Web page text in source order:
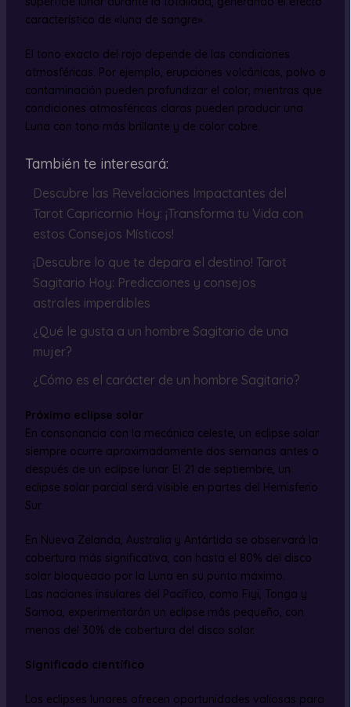
característico de «luna de sangre».
El tono exacto del rojo depende de las condiciones
atmosféricas. Por ejemplo, erupciones volcánicas, polvo o
contaminación pueden profundizar el color, mientras que
condiciones atmosféricas claras pueden producir una
Luna con tono más brillante y de color cobre.
También te interesará:
Descubre las Revelaciones Impactantes del
Tarot Capricornio Hoy: ¡Transforma tu Vida con
estos Consejos Místicos!
¡Descubre lo que te depara el destino! Tarot
Sagitario Hoy: Predicciones y consejos
astrales imperdibles
¿Qué le gusta a un hombre Sagitario de una
mujer?
¿Cómo es el carácter de un hombre Sagitario?
Próximo eclipse solar
En consonancia con la mecánica celeste, un eclipse solar
siempre ocurre aproximadamente dos semanas antes o
después de un eclipse lunar. El 21 de septiembre, un
eclipse solar parcial será visible en partes del Hemisferio
Sur.
En Nueva Zelanda, Australia y Antártida se observará la
cobertura más significativa, con hasta el 80% del disco
solar bloqueado por la Luna en su punto máximo.
Las naciones insulares del Pacífico, como Fiyi, Tonga y
Samoa, experimentarán un eclipse más pequeño, con
menos del 30% de cobertura del disco solar.
Significado científico
Los eclipses lunares ofrecen oportunidades valiosas para